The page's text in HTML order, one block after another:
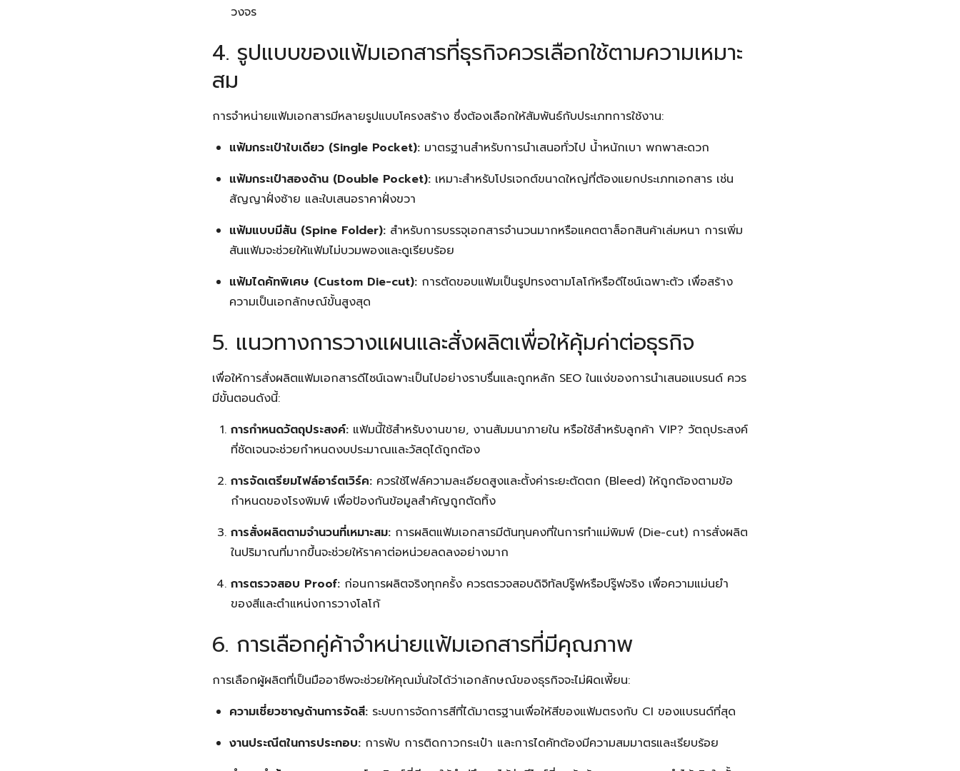
วงจร
4. รูปแบบของแฟ้มเอกสารที่ธุรกิจควรเลือกใช้ตามความเหมาะ
สม
การจำหน่ายแฟ้มเอกสารมีหลายรูปแบบโครงสร้าง ซึ่งต้องเลือกให้สัมพันธ์กับประเภทการใช้งาน:
แฟ้มกระเป๋าใบเดียว (Single Pocket): มาตรฐานสำหรับการนำเสนอทั่วไป น้ำหนักเบา พกพาสะดวก
แฟ้มกระเป๋าสองด้าน (Double Pocket): เหมาะสำหรับโปรเจกต์ขนาดใหญ่ที่ต้องแยกประเภทเอกสาร เช่น
สัญญาฝั่งซ้าย และใบเสนอราคาฝั่งขวา
แฟ้มแบบมีสัน (Spine Folder): สำหรับการบรรจุเอกสารจำนวนมากหรือแคตตาล็อกสินค้าเล่มหนา การเพิ่ม
สันแฟ้มจะช่วยให้แฟ้มไม่บวมพองและดูเรียบร้อย
แฟ้มไดคัทพิเศษ (Custom Die-cut): การตัดขอบแฟ้มเป็นรูปทรงตามโลโก้หรือดีไซน์เฉพาะตัว เพื่อสร้าง
ความเป็นเอกลักษณ์ขั้นสูงสุด
5. แนวทางการวางแผนและสั่งผลิตเพื่อให้คุ้มค่าต่อธุรกิจ
เพื่อให้การสั่งผลิตแฟ้มเอกสารดีไซน์เฉพาะเป็นไปอย่างราบรื่นและถูกหลัก SEO ในแง่ของการนำเสนอแบรนด์ ควร
มีขั้นตอนดังนี้:
การกำหนดวัตถุประสงค์:แฟ้มนี้ใช้สำหรับงานขาย, งานสัมมนาภายใน หรือใช้สำหรับลูกค้า VIP? วัตถุประสงค์
ที่ชัดเจนจะช่วยกำหนดงบประมาณและวัสดุได้ถูกต้อง
การจัดเตรียมไฟล์อาร์ตเวิร์ค:ควรใช้ไฟล์ความละเอียดสูงและตั้งค่าระยะตัดตก (Bleed) ให้ถูกต้องตามข้อ
กำหนดของโรงพิมพ์ เพื่อป้องกันข้อมูลสำคัญถูกตัดทิ้ง
การสั่งผลิตตามจำนวนที่เหมาะสม:การผลิตแฟ้มเอกสารมีต้นทุนคงที่ในการทำแม่พิมพ์ (Die-cut) การสั่งผลิต
ในปริมาณที่มากขึ้นจะช่วยให้ราคาต่อหน่วยลดลงอย่างมาก
การตรวจสอบ Proof:ก่อนการผลิตจริงทุกครั้ง ควรตรวจสอบดิจิทัลปรู๊ฟหรือปรู๊ฟจริง เพื่อความแม่นยำ
ของสีและตำแหน่งการวางโลโก้
6. การเลือกคู่ค้าจำหน่ายแฟ้มเอกสารที่มีคุณภาพ
การเลือกผู้ผลิตที่เป็นมืออาชีพจะช่วยให้คุณมั่นใจได้ว่าเอกลักษณ์ของธุรกิจจะไม่ผิดเพี้ยน:
ความเชี่ยวชาญด้านการจัดสี: ระบบการจัดการสีที่ได้มาตรฐานเพื่อให้สีของแฟ้มตรงกับ CI ของแบรนด์ที่สุด
งานประณีตในการประกอบ: การพับ การติดกาวกระเป๋า และการไดคัทต้องมีความสมมาตรและเรียบร้อย